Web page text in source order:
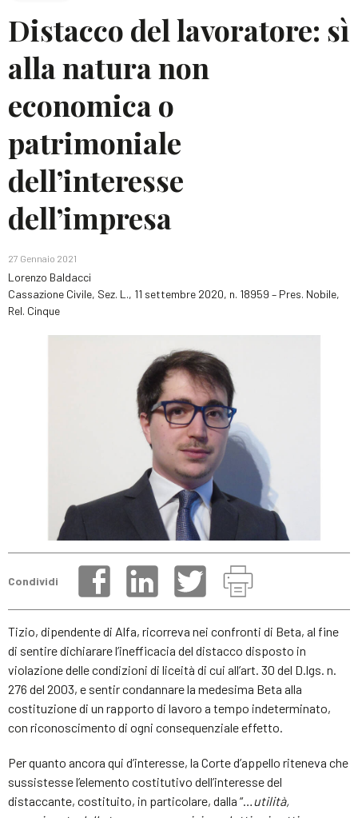
Distacco del lavoratore: sì
alla natura non
economica o
patrimoniale
dell’interesse
dell’impresa
27 Gennaio 2021
Lorenzo Baldacci
Cassazione Civile, Sez. L., 11 settembre 2020, n. 18959 – Pres. Nobile,
Rel. Cinque
Condividi
Tizio, dipendente di Alfa, ricorreva nei confronti di Beta, al fine
di sentire dichiarare l’inefficacia del distacco disposto in
violazione delle condizioni di liceità di cui all’art. 30 del D.lgs. n.
276 del 2003, e sentir condannare la medesima Beta alla
costituzione di un rapporto di lavoro a tempo indeterminato,
con riconoscimento di ogni consequenziale effetto.
Per quanto ancora qui d’interesse, la Corte d’appello riteneva che
sussistesse l’elemento costitutivo dell’interesse del
distaccante, costituito, in particolare, dalla “… utilità,